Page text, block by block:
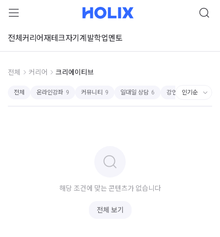
전체 커리어재테크자기계발학업멘토
전체 커리어 크리에이티브
전체 온라인강좌 9 커뮤니티 9 일대일 상담 6 강연및세미나 2
해당 조건에 맞는 콘텐츠가 없습니다
전체 보기